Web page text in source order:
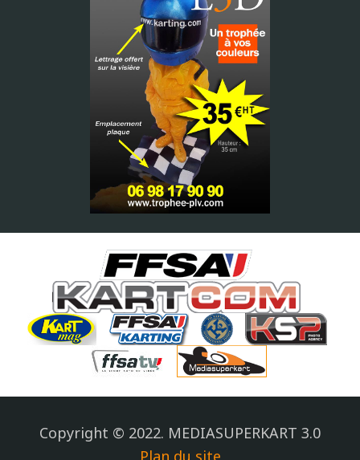
Copyright © 2022. MEDIASUPERKART 3.0
Plan du site